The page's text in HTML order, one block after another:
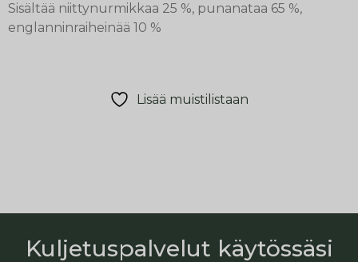
Sisältää niittynurmikkaa 25 %, punanataa 65 %,
englanninraiheinää 10 %
Lisää muistilistaan
Kuljetuspalvelut käytössäsi